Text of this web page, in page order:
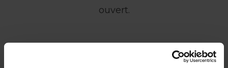
ouvert.